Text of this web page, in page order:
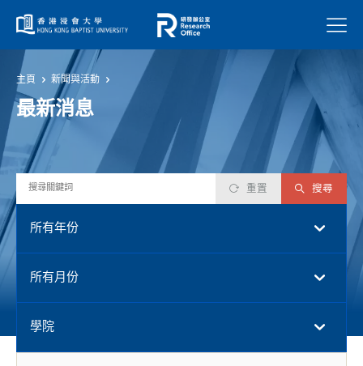
菜單
主頁 新聞與活動
最新消息
重置 搜尋
所有年份
所有月份
學院